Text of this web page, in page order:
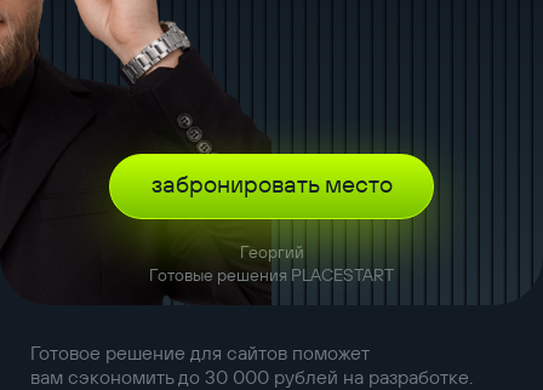
Георгий
Готовые решения PLACESTART
забронировать место
Готовое решение для сайтов поможет
вам сэкономить до 30 000 рублей на разработке.